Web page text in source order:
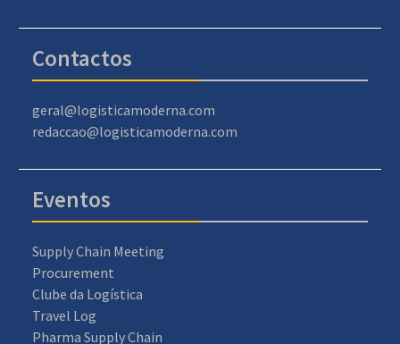
Contactos
geral@logisticamoderna.com
redaccao@logisticamoderna.com
Eventos
Supply Chain Meeting
Procurement
Clube da Logística
Travel Log
Pharma Supply Chain